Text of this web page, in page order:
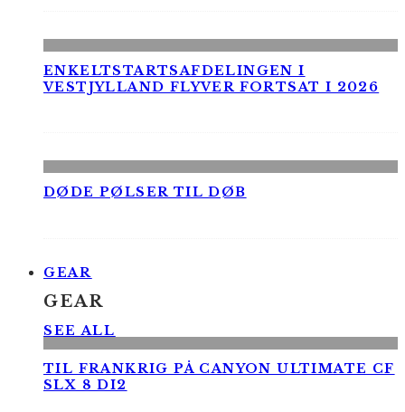
ENKELTSTARTSAFDELINGEN I
VESTJYLLAND FLYVER FORTSAT I 2026
DØDE PØLSER TIL DØB
GEAR
GEAR
SEE ALL
TIL FRANKRIG PÅ CANYON ULTIMATE CF
SLX 8 DI2